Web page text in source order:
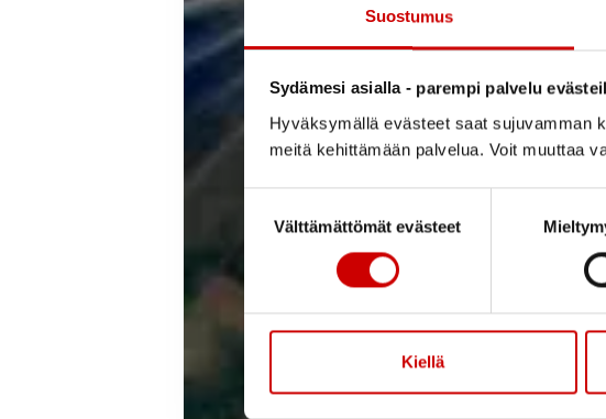
Suostumus
Sydämesi asialla - parempi palvelu
Hyväksymällä evästeet saat sujuvamman
meitä kehittämään palvelua. Voit muuttaa
Välttämättömät evästeet
Kiellä